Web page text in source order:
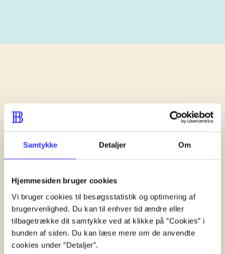
Samtykke Detaljer Om
Hjemmesiden bruger cookies
Vi bruger cookies til besøgsstatistik og optimering af
brugervenlighed. Du kan til enhver tid ændre eller
tilbagetrække dit samtykke ved at klikke på ”Cookies” i
bunden af siden. Du kan læse mere om de anvendte
cookies under ”Detaljer”.
lorem ipsum dolor sit amet